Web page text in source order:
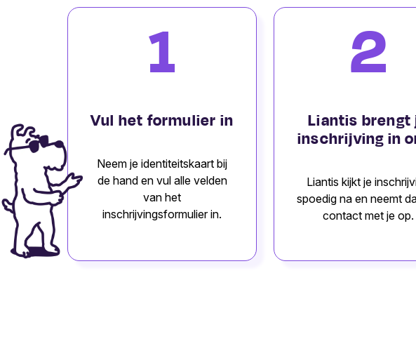
1
Vul het formulier in
Neem je identiteitskaart bij
de hand en vul alle velden
van het
inschrijvingsformulier in.
2
Liantis brengt
inschrijving in
Liantis kijkt je
spoedig na en neemt
contact met je op.